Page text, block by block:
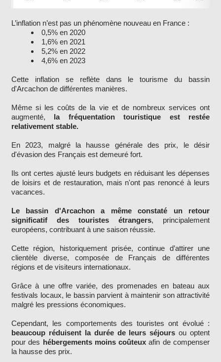
L’inflation n’est pas un phénomène nouveau en France :
0,5% en 2020
1,6% en 2021
5,2% en 2022
4,6% en 2023
Cette inflation se reflète dans le tourisme du bassin
d'Arcachon de différentes manières.
Même si les coûts de la vie et de nombreux services ont
augmenté, la fréquentation touristique est restée
relativement stable.
En 2023, malgré la hausse générale des prix, le désir
d'évasion des Français est demeuré fort.
Ils ont certes ajusté leurs budgets en réduisant les dépenses
de loisirs et de restauration, mais n'ont pas renoncé à leurs
vacances.
Le bassin d'Arcachon a même constaté un retour
significatif des touristes étrangers, principalement
européens, contribuant à une saison réussie.
Cette région, historiquement prisée, continue d’attirer une
clientèle diverse, composée de Français de différentes
régions et de visiteurs internationaux.
Grâce à une offre variée, des promenades en bateau aux
festivals locaux, le bassin parvient à maintenir son attractivité
malgré les pressions économiques.
Cependant, les comportements des touristes ont évolué :
beaucoup réduisent la durée de leurs séjours ou optent
pour des hébergements moins coûteux afin de compenser
la hausse des prix.